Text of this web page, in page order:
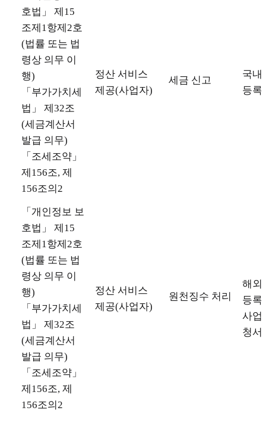
호법」 제15
조제1항제2호
(법률 또는 법
령상 의무 이
행)
「부가가치세
법」 제32조
(세금계산서
발급 의무)
「조세조약」
제156조, 제
156조의2
정산 서비스
제공(사업자)
세금 신고
국내
등록
「개인정보 보
호법」 제15
조제1항제2호
(법률 또는 법
령상 의무 이
행)
「부가가치세
법」 제32조
(세금계산서
발급 의무)
「조세조약」
제156조, 제
156조의2
정산 서비스
제공(사업자)
원천징수 처리
해외
등록
사업
청서